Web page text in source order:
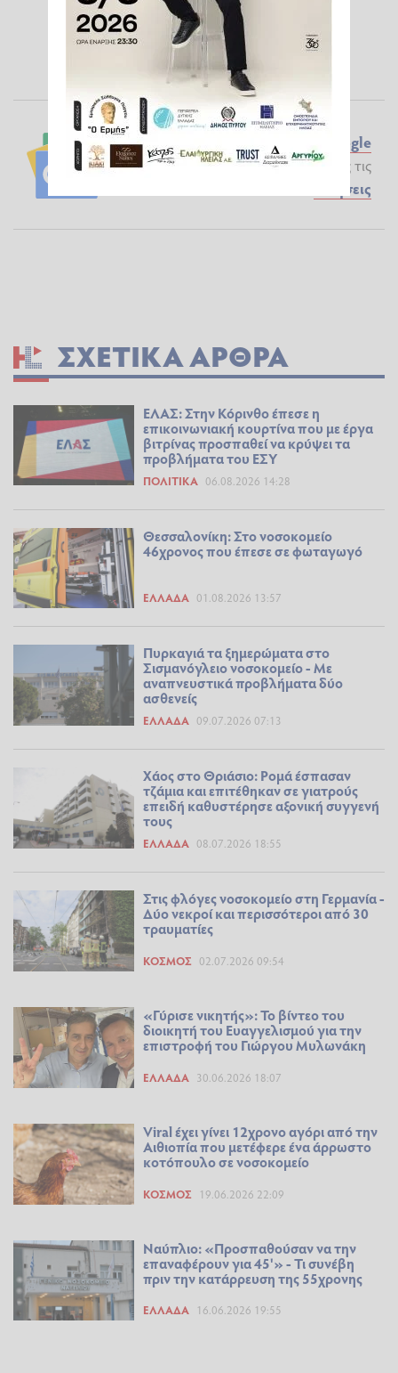
Ακολουθήστε το ilialive.gr στο
Google
Newsκαι μάθετε πρώτοι όλες τις
Ειδήσεις
ΣΧΕΤΙΚΆ ΆΡΘΡΑ
ΕΛΑΣ: Στην Κόρινθο έπεσε η
επικοινωνιακή κουρτίνα που με έργα
βιτρίνας προσπαθεί να κρύψει τα
προβλήματα του ΕΣΥ
ΠΟΛΙΤΙΚΆ 06.08.2026 14:28
Θεσσαλονίκη: Στο νοσοκομείο
46χρονος που έπεσε σε φωταγωγό
ΕΛΛΆΔΑ 01.08.2026 13:57
Πυρκαγιά τα ξημερώματα στο
Σισμανόγλειο νοσοκομείο - Με
αναπνευστικά προβλήματα δύο
ασθενείς
ΕΛΛΆΔΑ 09.07.2026 07:13
Χάος στο Θριάσιο: Ρομά έσπασαν
τζάμια και επιτέθηκαν σε γιατρούς
επειδή καθυστέρησε αξονική συγγενή
τους
ΕΛΛΆΔΑ 08.07.2026 18:55
Στις φλόγες νοσοκομείο στη Γερμανία -
Δύο νεκροί και περισσότεροι από 30
τραυματίες
ΚΌΣΜΟΣ 02.07.2026 09:54
«Γύρισε νικητής»: Το βίντεο του
διοικητή του Ευαγγελισμού για την
επιστροφή του Γιώργου Μυλωνάκη
ΕΛΛΆΔΑ 30.06.2026 18:07
Viral έχει γίνει 12χρονο αγόρι από την
Αιθιοπία που μετέφερε ένα άρρωστο
κοτόπουλο σε νοσοκομείο
ΚΌΣΜΟΣ 19.06.2026 22:09
Ναύπλιο: «Προσπαθούσαν να την
επαναφέρουν για 45'» - Τι συνέβη
πριν την κατάρρευση της 55χρονης
ΕΛΛΆΔΑ 16.06.2026 19:55